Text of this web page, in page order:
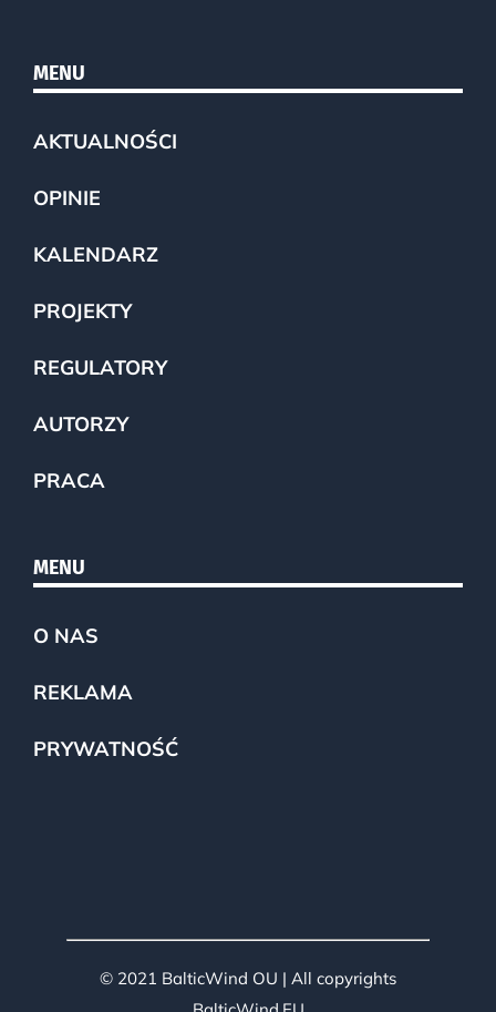
MENU
AKTUALNOŚCI
OPINIE
KALENDARZ
PROJEKTY
REGULATORY
AUTORZY
PRACA
MENU
O NAS
REKLAMA
PRYWATNOŚĆ
© 2021 BalticWind OU | All copyrights